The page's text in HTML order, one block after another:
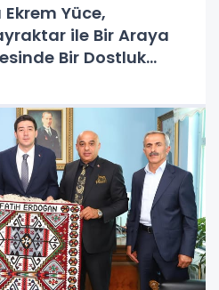
Yüce,
ile Bir Araya
Bir Dostluk